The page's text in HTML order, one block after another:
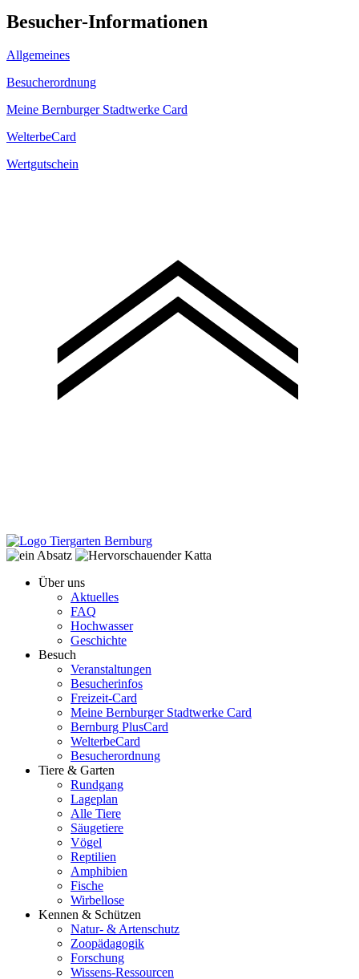
Besucher-Informationen
Allgemeines
Besucherordnung
Meine Bernburger Stadtwerke Card
WelterbeCard
Wertgutschein
Über uns
Aktuelles
FAQ
Hochwasser
Geschichte
Besuch
Veranstaltungen
Besucherinfos
Freizeit-Card
Meine Bernburger Stadtwerke Card
Bernburg PlusCard
WelterbeCard
Besucherordnung
Tiere & Garten
Rundgang
Lageplan
Alle Tiere
Säugetiere
Vögel
Reptilien
Amphibien
Fische
Wirbellose
Kennen & Schützen
Natur- & Artenschutz
Zoopädagogik
Forschung
Wissens-Ressourcen